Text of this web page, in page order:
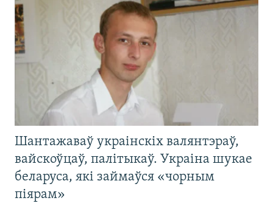
Шантажаваў украінскіх валянтэраў,
вайскоўцаў, палітыкаў. Украіна шукае
беларуса, які займаўся «чорным
піярам»